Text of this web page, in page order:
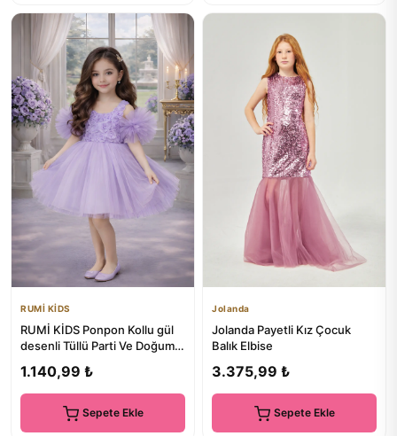
RUMİ KİDS
RUMİ KİDS Ponpon Kollu gül
desenli Tüllü Parti Ve Doğum
1.140,99 ₺
Sepete Ekle
Jolanda
Jolanda Payetli Kız Çocuk
Balık Elbise
3.375,99 ₺
Sepete Ekle